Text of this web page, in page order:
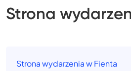
Strona
Strona wydarzenia w Fienta